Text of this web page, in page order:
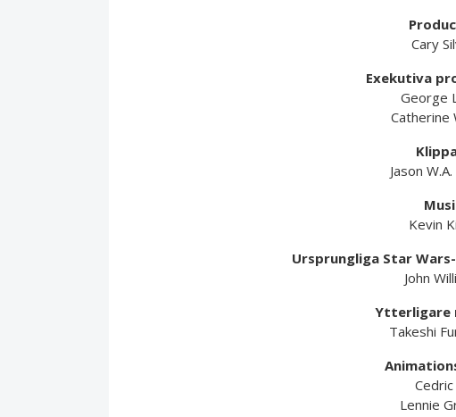
Cary
Exekutiva
George
Catherine
Jason
Kevin
Ursprungliga Star
John
Ytterligare
Takeshi
Lennie